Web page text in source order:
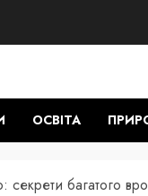
ОСВІТА
секрети багатого